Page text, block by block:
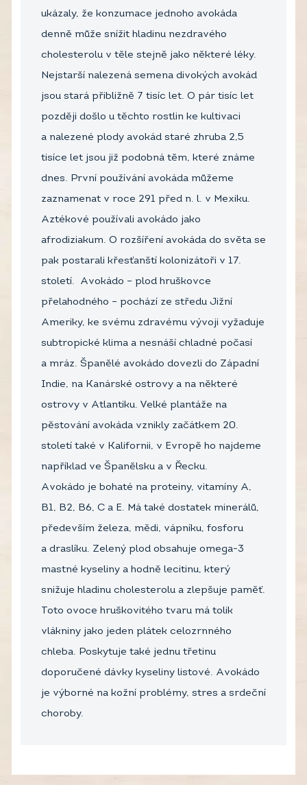
ukázaly, že konzumace jednoho avokáda
denně může snížit hladinu nezdravého
cholesterolu v těle stejně jako některé léky.
Nejstarší nalezená semena divokých avokád
jsou stará přibližně 7 tisíc let. O pár tisíc let
později došlo u těchto rostlin ke kultivaci
a nalezené plody avokád staré zhruba 2,5
tisíce let jsou již podobná těm, které známe
dnes. První používání avokáda můžeme
zaznamenat v roce 291 před n. l. v Mexiku.
Aztékové používali avokádo jako
afrodiziakum. O rozšíření avokáda do světa se
pak postarali křesťanští kolonizátoři v 17.
století. Avokádo – plod hruškovce
přelahodného – pochází ze středu Jižní
Ameriky, ke svému zdravému vývoji vyžaduje
subtropické klima a nesnáší chladné počasí
a mráz. Španělé avokádo dovezli do Západní
Indie, na Kanárské ostrovy a na některé
ostrovy v Atlantiku. Velké plantáže na
pěstování avokáda vznikly začátkem 20.
století také v Kalifornii, v Evropě ho najdeme
například ve Španělsku a v Řecku.
Avokádo je bohaté na proteiny, vitamíny A,
B1, B2, B6, C a E. Má také dostatek minerálů,
především železa, mědi, vápníku, fosforu
a draslíku. Zelený plod obsahuje omega-3
mastné kyseliny a hodně lecitinu, který
snižuje hladinu cholesterolu a zlepšuje paměť.
Toto ovoce hruškovitého tvaru má tolik
vlákniny jako jeden plátek celozrnného
chleba. Poskytuje také jednu třetinu
doporučené dávky kyseliny listové. Avokádo
je výborné na kožní problémy, stres a srdeční
choroby.